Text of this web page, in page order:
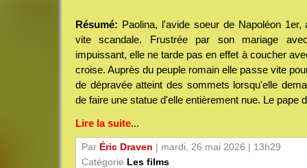
Résumé: Paolina, l'avide soeur de Napoléon
vite scandale. Frustrée par son mariage
impuissant, elle ne tarde pas en effet à coucher
croise. Auprès du peuple romain elle passe vite
de dépravée atteint des sommets lorsqu'elle
de faire une statue d'elle entièrement nue. Le pape
Lire la suite...
Par Éric Draven | mardi, 26 mai 2026 | 13h29
Catégorie Les films